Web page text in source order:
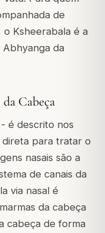
de
Ksheerabala é a
Abhyanga da
Cabeça
é descrito nos
direta para tratar o
nasais são a
de canais da
via nasal é
da cabeça
cabeça de forma